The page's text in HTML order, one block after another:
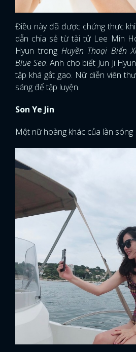
Điều này đã được chứng thực
dẫn chia sẻ từ tài tử Lee Min
Hyun trong Huyền Thoại Biển
Blue Sea. Anh cho biết Jun Ji
tập khá gắt gao. Nữ diễn viên
sáng để tập luyện.
Son Ye Jin
Một nữ hoàng khác của làn sóng